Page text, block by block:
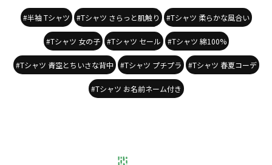
#半袖 Tシャツ #Tシャツ さらっと肌触り #Tシャツ 柔らかな風合い
#Tシャツ 女の子 #Tシャツ セール #Tシャツ 綿100%
#Tシャツ 青空とちいさな背中 #Tシャツ プチプラ #Tシャツ 春夏コーデ
#Tシャツ お名前ネーム付き